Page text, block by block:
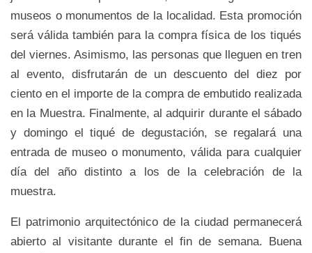
museos o monumentos de la localidad. Esta promoción
será válida también para la compra física de los tiqués
del viernes. Asimismo, las personas que lleguen en tren
al evento, disfrutarán de un descuento del diez por
ciento en el importe de la compra de embutido realizada
en la Muestra. Finalmente, al adquirir durante el sábado
y domingo el tiqué de degustación, se regalará una
entrada de museo o monumento, válida para cualquier
día del año distinto a los de la celebración de la
muestra.
El patrimonio arquitectónico de la ciudad permanecerá
abierto al visitante durante el fin de semana. Buena